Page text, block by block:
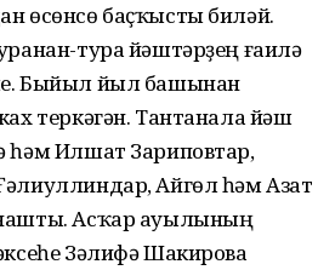
өсөнсө баҫҡысты биләй.
тура йәштәрҙең ғаилә
Быйыл йыл башынан
теркәгән. Тантанала йәш
һәм Илшат Зариповтар,
Айгөл һәм Азат
Асҡар ауылының
Зәлифә Шакирова